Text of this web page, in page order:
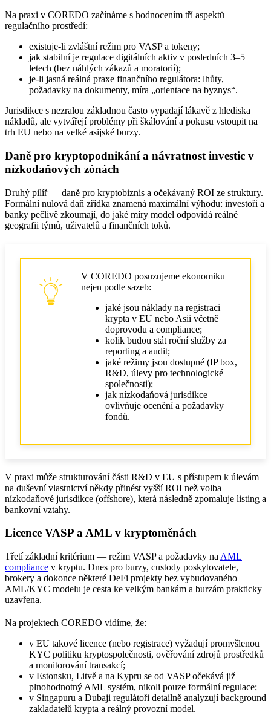
Na praxi v COREDO začínáme s hodnocením tří aspektů
regulačního prostředí:
existuje-li zvláštní režim pro VASP a tokeny;
jak stabilní je regulace digitálních aktiv v posledních 3–5
letech (bez náhlých zákazů a moratorií);
je-li jasná reálná praxe finančního regulátora: lhůty,
požadavky na dokumenty, míra „orientace na byznys“.
Jurisdikce s nezralou základnou často vypadají lákavě z hlediska
nákladů, ale vytvářejí problémy při škálování a pokusu vstoupit na
trh EU nebo na velké asijské burzy.
Daně pro kryptopodnikání a návratnost investic v
nízkodaňových zónách
Druhý pilíř — daně pro kryptobiznis a očekávaný ROI ze struktury.
Formální nulová daň zřídka znamená maximální výhodu: investoři a
banky pečlivě zkoumají, do jaké míry model odpovídá reálné
geografii týmů, uživatelů a finančních toků.
V COREDO posuzujeme ekonomiku
nejen podle sazeb:
jaké jsou náklady na registraci
krypta v EU nebo Asii včetně
doprovodu a compliance;
kolik budou stát roční služby za
reporting a audit;
jaké režimy jsou dostupné (IP box,
R&D, úlevy pro technologické
společnosti);
jak nízkodaňová jurisdikce
ovlivňuje ocenění a požadavky
fondů.
V praxi může strukturování části R&D v EU s přístupem k úlevám
na duševní vlastnictví někdy přinést vyšší ROI než volba
nízkodaňové jurisdikce (offshore), která následně zpomaluje listing a
bankovní vztahy.
Licence VASP a AML v kryptoměnách
Třetí základní kritérium — režim VASP a požadavky na AML
compliance v kryptu. Dnes pro burzy, custody poskytovatele,
brokery a dokonce některé DeFi projekty bez vybudovaného
AML/KYC modelu je cesta ke velkým bankám a burzám prakticky
uzavřena.
Na projektech COREDO vidíme, že:
v EU takové licence (nebo registrace) vyžadují promyšlenou
KYC politiku kryptospolečnosti, ověřování zdrojů prostředků
a monitorování transakcí;
v Estonsku, Litvě a na Kypru se od VASP očekává již
plnohodnotný AML systém, nikoli pouze formální regulace;
v Singapuru a Dubaji regulátoři detailně analyzují background
zakladatelů krypta a reálný provozní model.